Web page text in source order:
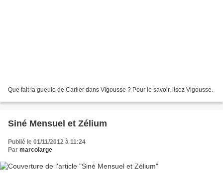
Que fait la gueule de Carlier dans Vigousse ? Pour le savoir, lisez Vigousse.
Siné Mensuel et Zélium
Publié le 01/11/2012 à 11:24
Par marcolarge